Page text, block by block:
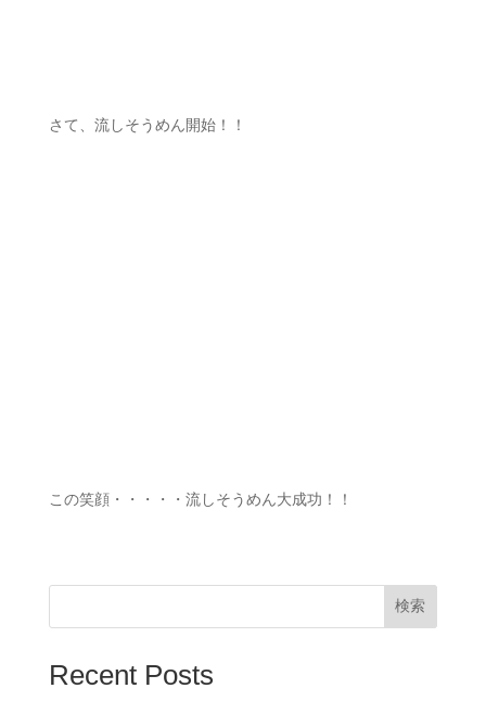
さて、流しそうめん開始！！
この笑顔・・・・・流しそうめん大成功！！
検索
Recent Posts